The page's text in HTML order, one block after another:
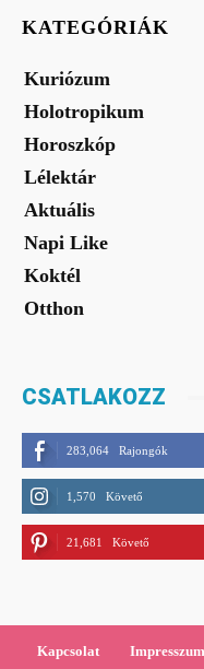
KATEGÓRIÁK
Kuriózum
Holotropikum
Horoszkóp
Lélektár
Aktuális
Napi Like
Koktél
Otthon
CSATLAKOZZ
283,064 Rajongók
1,570 Követő
21,681 Követő
Kapcsolat Impresszum